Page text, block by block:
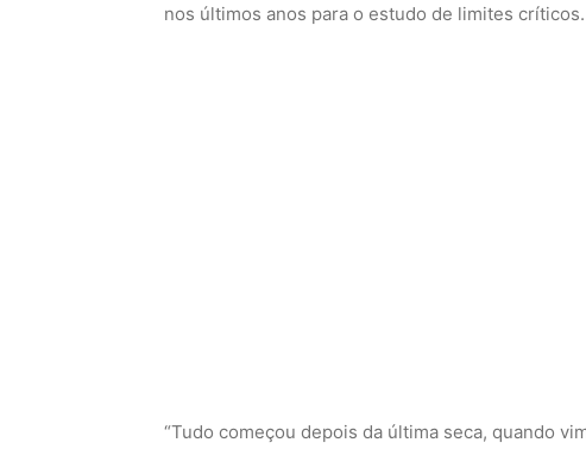
nos últimos anos para o estudo de limites críticos.
“Tudo começou depois da última seca, quando